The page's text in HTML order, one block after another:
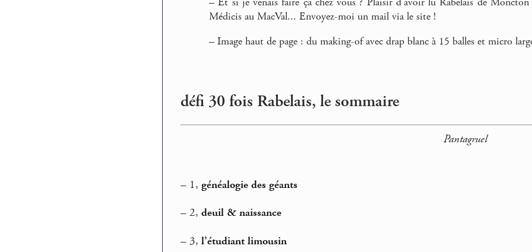
Médicis au MacVal... Envoyez-moi un mail via le site !
– Image haut de page : du making-of avec drap blanc à 15 balles et micro
défi 30 fois Rabelais, le sommaire
Pantagruel
– 1, généalogie des géants
– 2, deuil & naissance
– 3, l’étudiant limousin